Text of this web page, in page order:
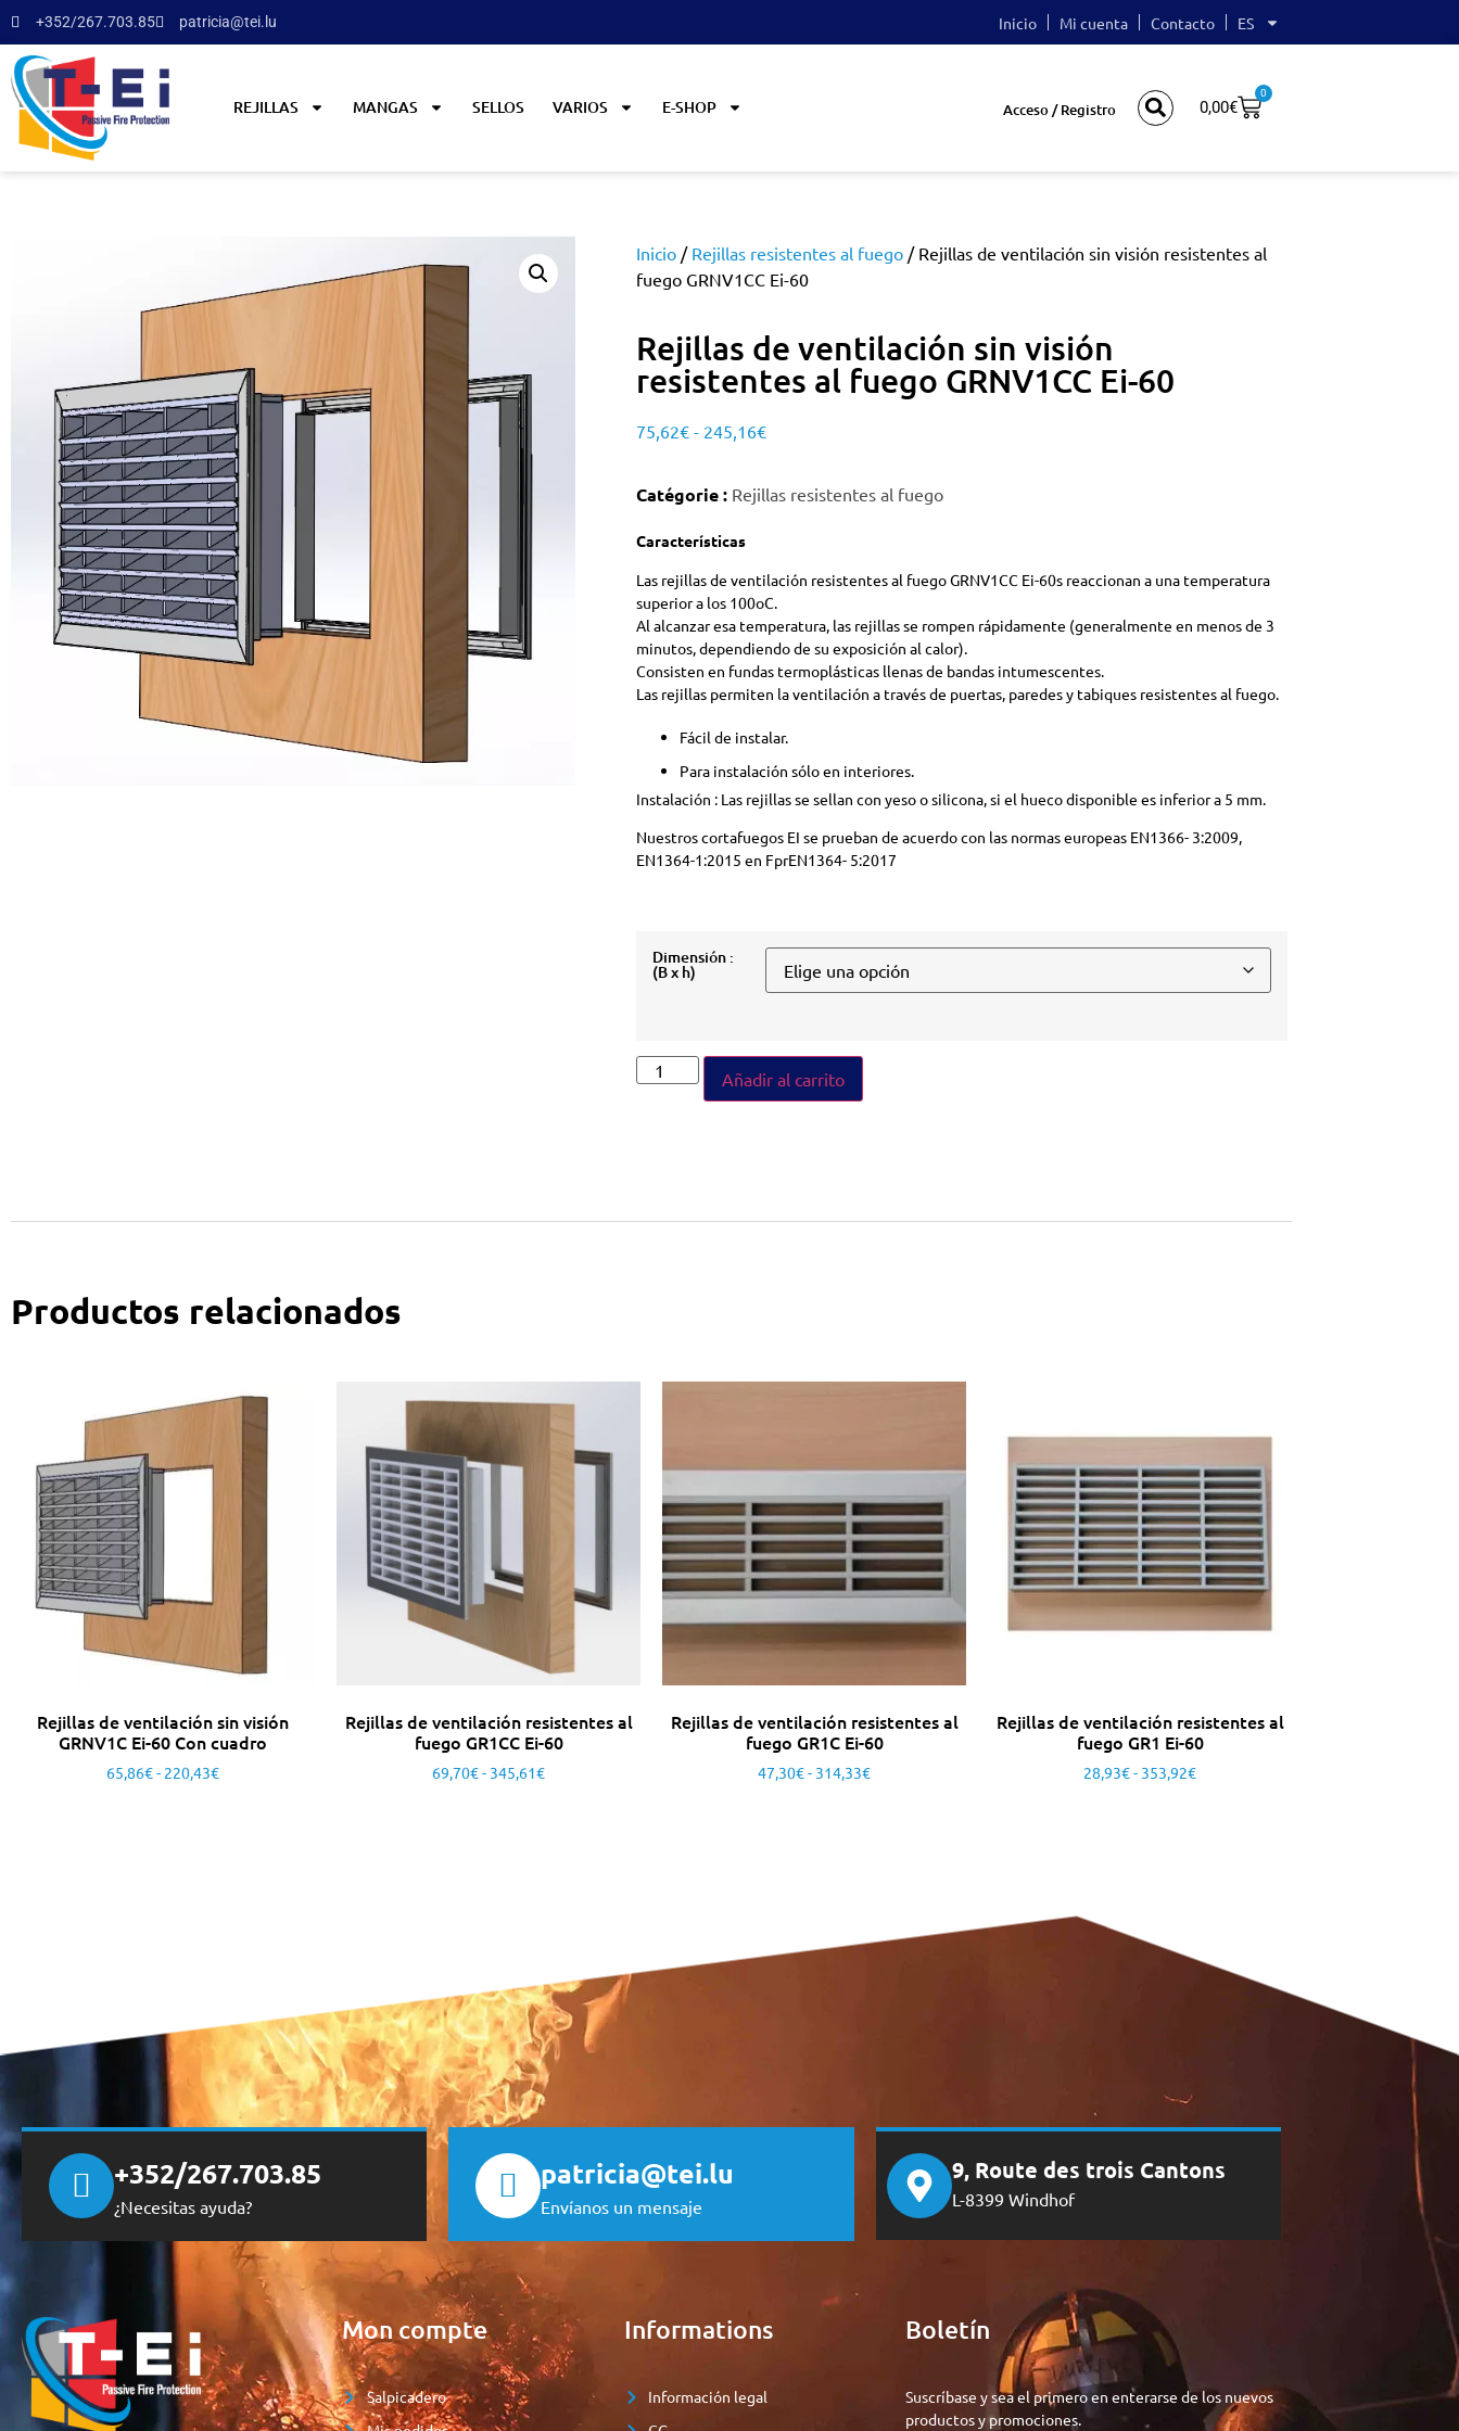
+352/267.703.85 patricia@tei.lu Inicio Mi cuenta Contacto ES
REJILLAS MANGAS SELLOS VARIOS E-SHOP Acceso / Registro 0,00€
0
Inicio / Rejillas resistentes al fuego / Rejillas de ventilación sin visión resistentes al
fuego GRNV1CC Ei-60
Rejillas de ventilación sin visión
resistentes al fuego GRNV1CC Ei-60
75,62€ - 245,16€
Catégorie : Rejillas resistentes al fuego
Características
Las rejillas de ventilación resistentes al fuego GRNV1CC Ei-60s reaccionan a una temperatura
superior a los 100oC.
Al alcanzar esa temperatura, las rejillas se rompen rápidamente (generalmente en menos de 3
minutos, dependiendo de su exposición al calor).
Consisten en fundas termoplásticas llenas de bandas intumescentes.
Las rejillas permiten la ventilación a través de puertas, paredes y tabiques resistentes al fuego.
Fácil de instalar.
Para instalación sólo en interiores.
Instalación : Las rejillas se sellan con yeso o silicona, si el hueco disponible es inferior a 5 mm.
Nuestros cortafuegos EI se prueban de acuerdo con las normas europeas EN1366- 3:2009,
EN1364-1:2015 en FprEN1364- 5:2017
Dimensión :
(B x h)
Añadir al carrito
Productos relacionados
Rejillas de ventilación sin visión
GRNV1C Ei-60 Con cuadro
65,86€- 220,43€
Rejillas de ventilación resistentes al
fuego GR1CC Ei-60
69,70€- 345,61€
Rejillas de ventilación resistentes al
fuego GR1C Ei-60
47,30€- 314,33€
Rejillas de ventilación resistentes al
fuego GR1 Ei-60
28,93€- 353,92€
+352/267.703.85
¿Necesitas ayuda?
patricia@tei.lu
Envíanos un mensaje
9, Route des trois Cantons
L-8399 Windhof
Mon compte
Salpicadero
Informations
Información legal
Boletín
Suscríbase y sea el primero en enterarse de los nuevos
productos y promociones.